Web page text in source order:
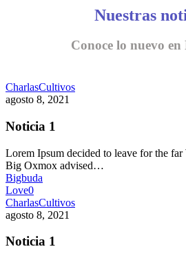
Nuestras
Conoce lo nuevo
CharlasCultivos
agosto 8, 2021
Noticia 1
Lorem Ipsum decided to leave for the
Big Oxmox advised…
Bigbuda
Love0
CharlasCultivos
agosto 8, 2021
Noticia 1